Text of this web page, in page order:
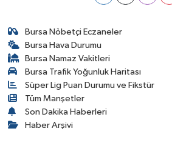
Bursa Nöbetçi Eczaneler
Bursa Hava Durumu
Bursa Namaz Vakitleri
Bursa Trafik Yoğunluk Haritası
Süper Lig Puan Durumu ve Fikstür
Tüm Manşetler
Son Dakika Haberleri
Haber Arşivi